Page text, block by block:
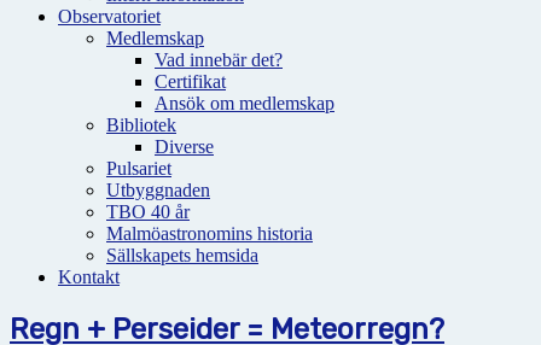
Observatoriet
Medlemskap
Vad innebär det?
Certifikat
Ansök om medlemskap
Bibliotek
Diverse
Pulsariet
Utbyggnaden
TBO 40 år
Malmöastronomins historia
Sällskapets hemsida
Kontakt
Regn + Perseider = Meteorregn?